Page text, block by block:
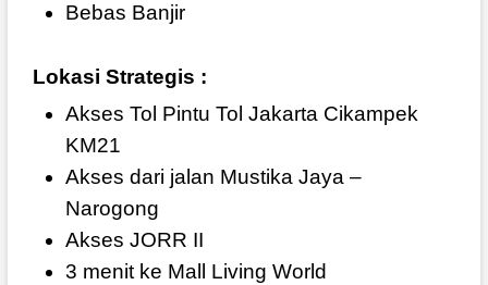
Bebas Banjir
Lokasi Strategis :
Akses Tol Pintu Tol Jakarta Cikampek
KM21
Akses dari jalan Mustika Jaya –
Narogong
Akses JORR II
3 menit ke Mall Living World